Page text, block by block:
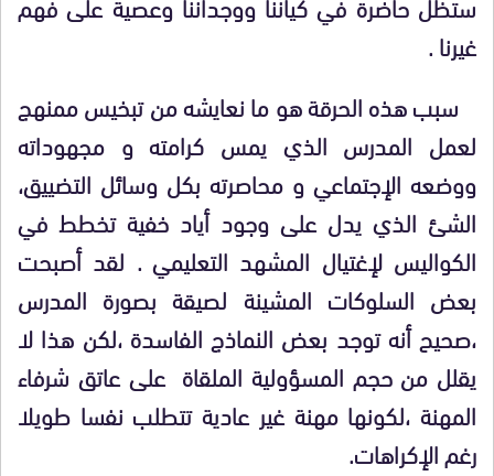
غيرنا .
سبب هذه الحرقة هو ما نعايشه من تبخيس ممنهج
لعمل المدرس الذي يمس كرامته و مجهوداته
ووضعه الإجتماعي و محاصرته بكل وسائل التضييق،
الشئ الذي يدل على وجود أياد خفية تخطط في
الكواليس لإغتيال المشهد التعليمي . لقد أصبحت
بعض السلوكات المشينة لصيقة بصورة المدرس
،صحيح أنه توجد بعض النماذج الفاسدة ،لكن هذا لا
يقلل من حجم المسؤولية الملقاة على عاتق شرفاء
المهنة ،لكونها مهنة غير عادية تتطلب نفسا طويلا
رغم الإكراهات.